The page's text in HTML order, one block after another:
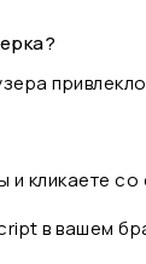
и кликаете
в вашем